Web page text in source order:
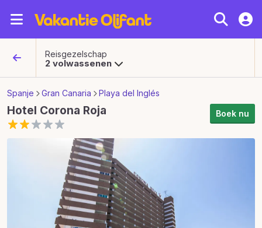
Reisgezelschap
2 volwassenen
Spanje Gran Canaria Playa del Inglés
Hotel Corona Roja Boek nu
Hotel Corona Roja afbeeldingen